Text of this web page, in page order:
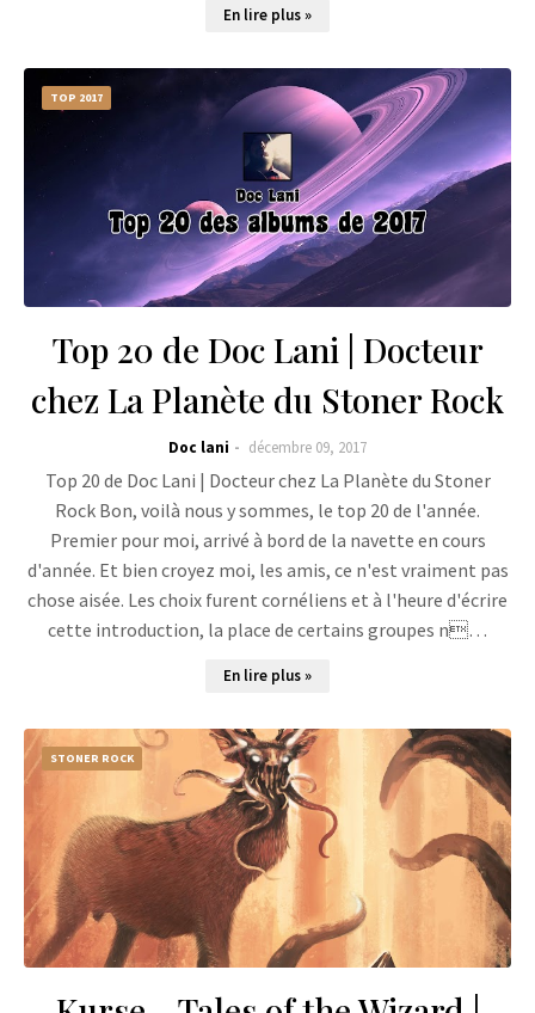
En lire plus »
TOP 2017
Top 20 de Doc Lani | Docteur
chez La Planète du Stoner Rock
Doc lani décembre 09, 2017
Top 20 de Doc Lani | Docteur chez La Planète du Stoner
Rock Bon, voilà nous y sommes, le top 20 de l'année.
Premier pour moi, arrivé à bord de la navette en cours
d'année. Et bien croyez moi, les amis, ce n'est vraiment pas
chose aisée. Les choix furent cornéliens et à l'heure d'écrire
cette introduction, la place de certains groupes n…
En lire plus »
STONER ROCK